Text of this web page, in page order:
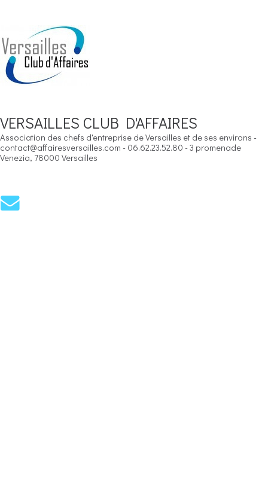
VERSAILLES CLUB D'AFFAIRES
Association des chefs d'entreprise de Versailles et de ses environs -
contact@affairesversailles.com - 06.62.23.52.80 - 3 promenade
Venezia, 78000 Versailles